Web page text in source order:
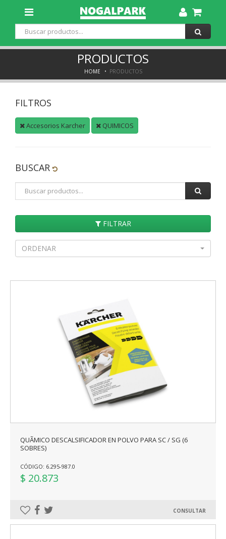
Toggle
Dropdown
PRODUCTOS
HOME PRODUCTOS
FILTROS
Accesorios Karcher QUIMICOS
BUSCAR
FILTRAR
ORDENAR
QUÃ­MICO DESCALSIFICADOR EN POLVO PARA SC / SG (6
SOBRES)
CÓDIGO: 6.295-987.0
$ 20.873
CONSULTAR